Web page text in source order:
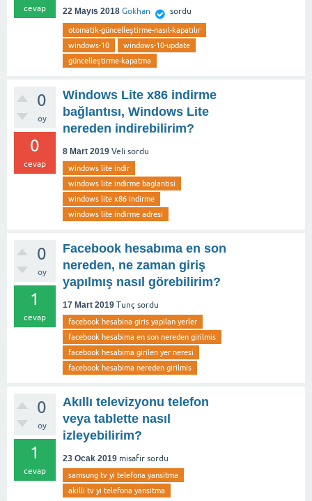
cevap 22 Mayıs 2018 Gokhan sordu
otomatik-güncelleştirme-nasıl-kapatılır
windows-10
windows-10-update
güncelleştirme-kapatma
0
oy
0
cevap
Windows Lite x86 indirme
bağlantısı, Windows Lite
nereden indirebilirim?
8 Mart 2019 Veli sordu
windows lite indir
windows lite indirme baglantisi
windows lite x86 indirme
windows lite indirme adresi
0
oy
1
cevap
Facebook hesabıma en son
nereden, ne zaman giriş
yapılmış nasıl görebilirim?
17 Mart 2019 Tunç sordu
facebook hesabina giris yapilan yerler
facebook hesabima en son nereden girilmis
facebook hesabima girilen yer neresi
facebook hesabima nereden girilmis
0
oy
1
cevap
Akıllı televizyonu telefon
veya tablette nasıl
izleyebilirim?
23 Ocak 2019 misafir sordu
samsung tv yi telefona yansitma
akilli tv yi telefona yansitma